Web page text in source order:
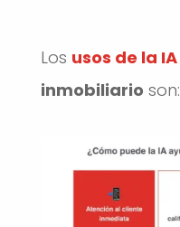
Los usos de la IA
inmobiliario son: